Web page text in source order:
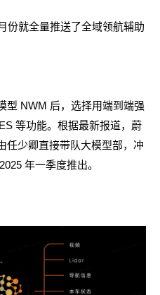
份就全量推送了全域领航辅助
型 NWM 后，选择用端到端强
等功能。根据最新报道，蔚
任少卿直接带队大模型部，冲
年一季度推出。